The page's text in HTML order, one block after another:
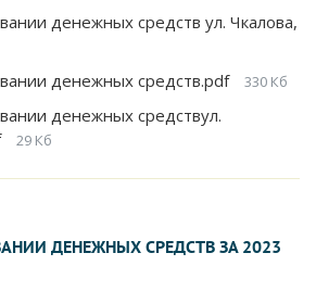
денежных средств ул. Чкалова,
денежных средств.pdf 330 Кб
денежных средствул.
29 Кб
ДЕНЕЖНЫХ СРЕДСТВ ЗА 2023